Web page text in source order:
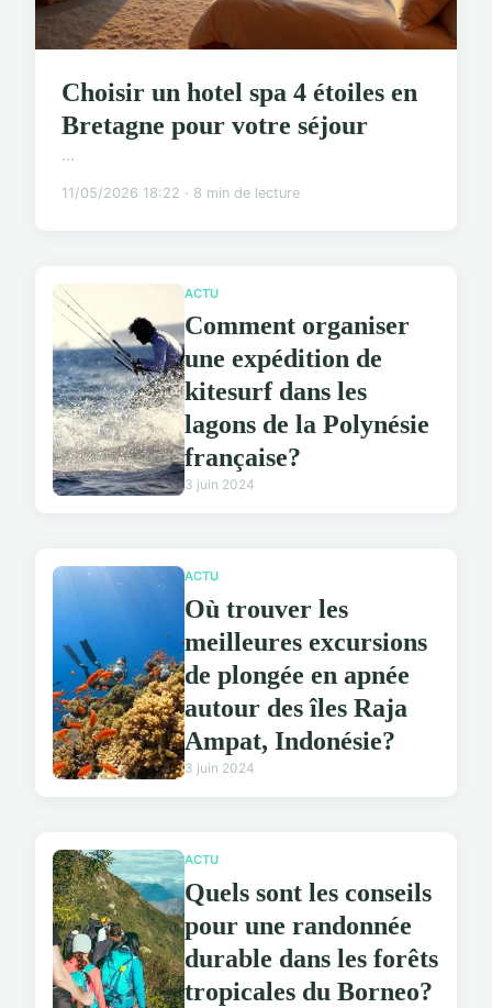
Choisir un hotel spa 4 étoiles en
Bretagne pour votre séjour
...
11/05/2026 18:22 · 8 min de lecture
ACTU
Comment organiser
une expédition de
kitesurf dans les
lagons de la Polynésie
française?
3 juin 2024
ACTU
Où trouver les
meilleures excursions
de plongée en apnée
autour des îles Raja
Ampat, Indonésie?
3 juin 2024
ACTU
Quels sont les conseils
pour une randonnée
durable dans les forêts
tropicales du Borneo?